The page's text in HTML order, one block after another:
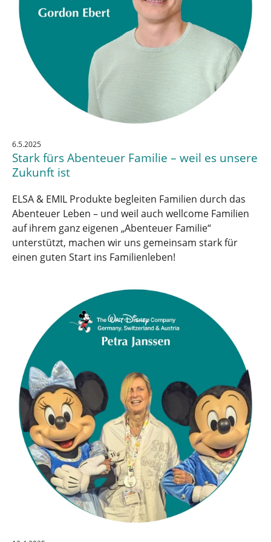
6.5.2025
Stark fürs Abenteuer Familie – weil es unsere
Zukunft ist
ELSA & EMIL Produkte begleiten Familien durch das
Abenteuer Leben – und weil auch wellcome Familien
auf ihrem ganz eigenen „Abenteuer Familie“
unterstützt, machen wir uns gemeinsam stark für
einen guten Start ins Familienleben!